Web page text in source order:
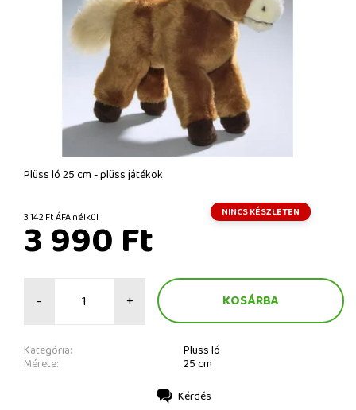
Plüss ló 25 cm - plüss játékok
3 142 Ft ÁFA nélkül NINCS KÉSZLETEN
3 990 Ft
- +
Kategória: Plüss ló
Mérete:: 25 cm
Kérdés